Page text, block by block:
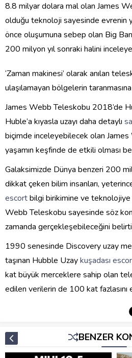
8.8 milyar dolara mal olan James
olduğu teknoloji sayesinde evrenin
önce oluşumuna sebep olan Big
200 milyon yıl sonraki halini
‘Zaman makinesi’ olarak anılan
ulaşılamayan bölgelerin
James Webb Teleskobu 2018’de
Huble’a kıyasla uzayı daha detaylı
biçimde inceleyebilecek olan James
yaşamın keşfinde de etkili olması
Galaksimizde Dünya benzeri 200
dikkat çeken bilim insanları,
escortbilgi birikimine ve teknolojiye
Webb Teleskobu sayesinde söz
zamanda gerçekleşebileceğini
1990 senesinde Discovery uzay
taşınan Hubble Uzaykuşadası
kat büyük merceklere sahip olan
edilen verilerin de 100 kat fazlasını
BENZER